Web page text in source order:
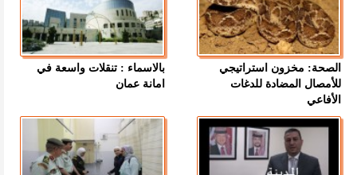
الصحة: مخزون استراتيجي
للأمصال المضادة للدغات
الأفاعي
بالاسماء : تنقلات واسعة في
امانة عمان